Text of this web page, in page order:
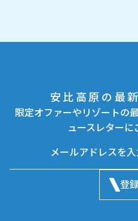
安比高原の最
限定オファーやリゾートの
ュースレターに
登